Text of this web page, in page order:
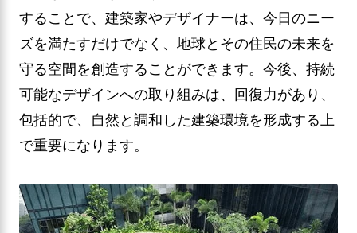
することで、建築家やデザイナーは、今日のニー
ズを満たすだけでなく、地球とその住民の未来を
守る空間を創造することができます。今後、持続
可能なデザインへの取り組みは、回復力があり、
包括的で、自然と調和した建築環境を形成する上
で重要になります。